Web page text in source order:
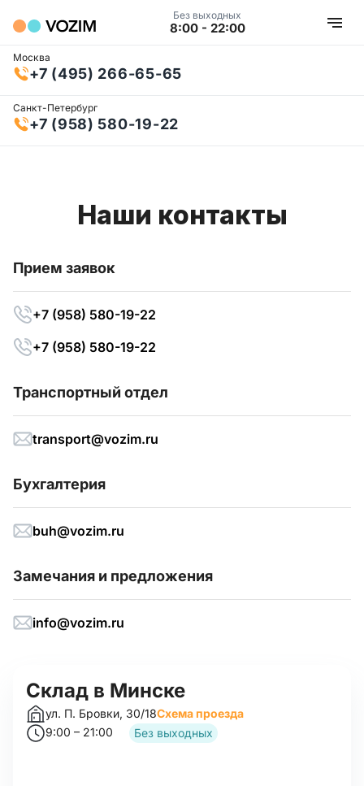
Без выходных
8:00 - 22:00
Москва
+7 (495) 266-65-65
Санкт-Петербург
+7 (958) 580-19-22
Наши контакты
Прием заявок
+7 (958) 580-19-22
+7 (958) 580-19-22
Транспортный отдел
transport@vozim.ru
Бухгалтерия
buh@vozim.ru
Замечания и предложения
info@vozim.ru
Склад в Минске
ул. П. Бровки, 30/18Схема проезда
9:00 – 21:00
Без выходных